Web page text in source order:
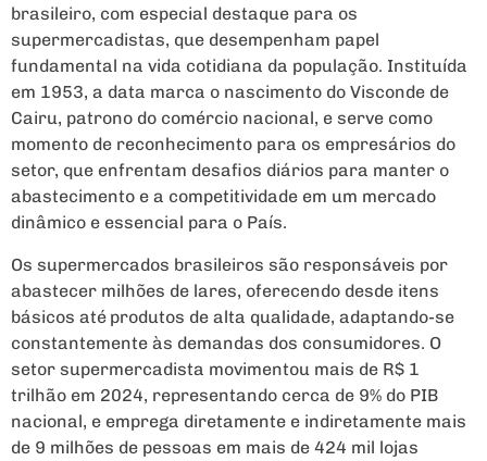
brasileiro, com especial destaque para os
supermercadistas, que desempenham papel
fundamental na vida cotidiana da população. Instituída
em 1953, a data marca o nascimento do Visconde de
Cairu, patrono do comércio nacional, e serve como
momento de reconhecimento para os empresários do
setor, que enfrentam desafios diários para manter o
abastecimento e a competitividade em um mercado
dinâmico e essencial para o País.
Os supermercados brasileiros são responsáveis por
abastecer milhões de lares, oferecendo desde itens
básicos até produtos de alta qualidade, adaptando-se
constantemente às demandas dos consumidores. O
setor supermercadista movimentou mais de R$ 1
trilhão em 2024, representando cerca de 9% do PIB
nacional, e emprega diretamente e indiretamente mais
de 9 milhões de pessoas em mais de 424 mil lojas